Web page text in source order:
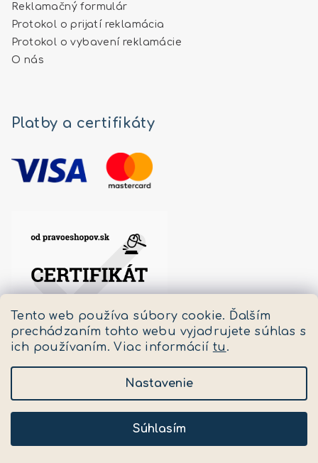
Tento web používa súbory cookie. Ďalším
prechádzaním tohto webu vyjadrujete súhlas s
ich používaním. Viac informácií tu .
Nastavenie
Súhlasím
Reklamačný formulár
Protokol o prijatí reklamácia
Protokol o vybavení reklamácie
O nás
Platby a certifikáty
Copyright 2026Pastello. Všetky práva vyhradené.
Upraviť nastavenie cookies